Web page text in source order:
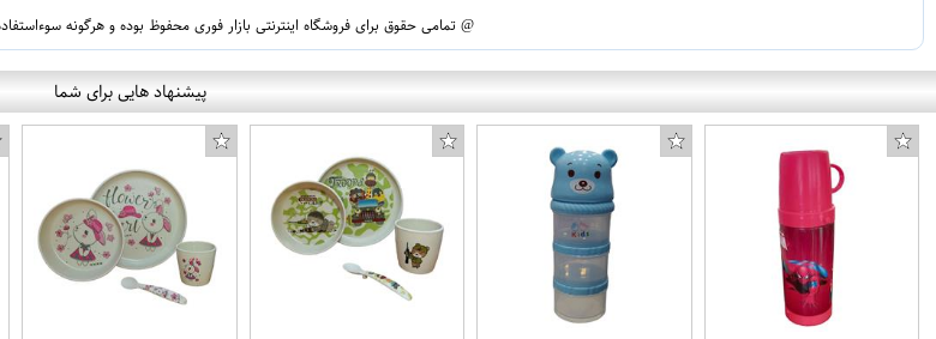
@ تمامی حقوق برای فروشگاه اینترنتی بازار فوری محفوظ بوده و هرگونه
پیشنهاد هایی برای شما